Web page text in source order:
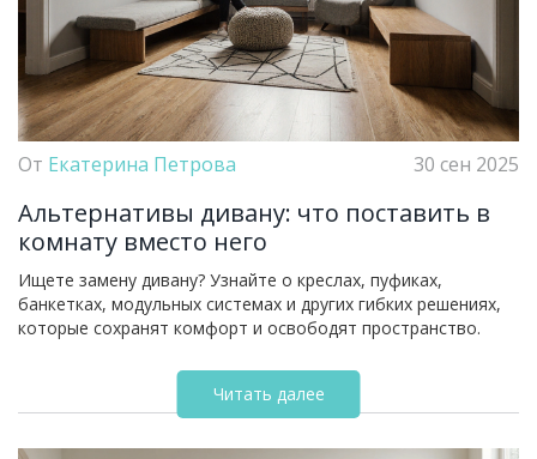
От Екатерина Петрова 30 сен 2025
Альтернативы дивану: что поставить в
комнату вместо него
Ищете замену дивану? Узнайте о креслах, пуфиках,
банкетках, модульных системах и других гибких решениях,
которые сохранят комфорт и освободят пространство.
Читать далее